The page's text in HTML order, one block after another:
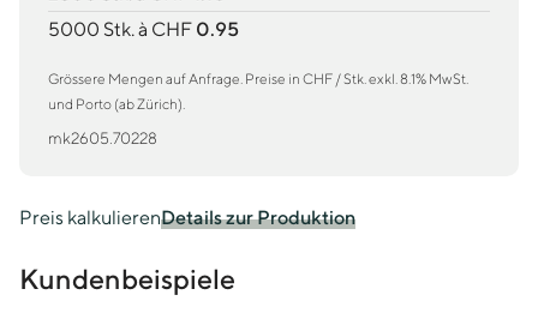
5000 Stk. à CHF 0.95
Grössere Mengen auf Anfrage. Preise in CHF / Stk. exkl. 8.1% MwSt.
und Porto (ab Zürich).
mk2605.70228
Preis kalkulierenDetails zur Produktion
Kundenbeispiele